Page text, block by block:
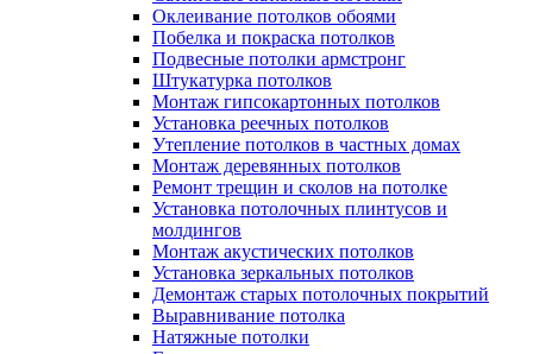
Оклеивание потолков обоями
Побелка и покраска потолков
Подвесные потолки армстронг
Штукатурка потолков
Монтаж гипсокартонных потолков
Установка реечных потолков
Утепление потолков в частных домах
Монтаж деревянных потолков
Ремонт трещин и сколов на потолке
Установка потолочных плинтусов и
молдингов
Монтаж акустических потолков
Установка зеркальных потолков
Демонтаж старых потолочных покрытий
Выравнивание потолка
Натяжные потолки